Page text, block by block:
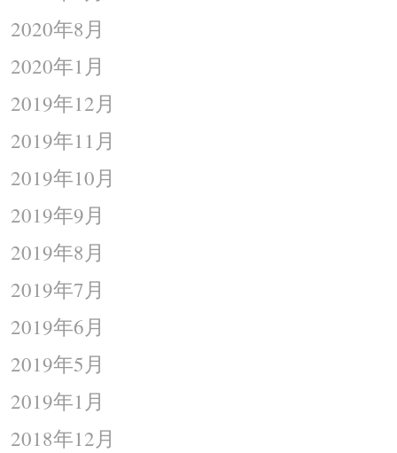
2020年8月
2020年1月
2019年12月
2019年11月
2019年10月
2019年9月
2019年8月
2019年7月
2019年6月
2019年5月
2019年1月
2018年12月